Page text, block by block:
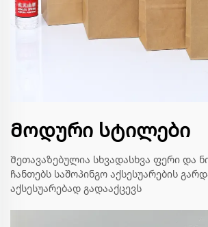
Მოდური სტილები
Შეთავაზებულია სხვადასხვა ფერი და
ჩანთებს საშოპინგო აქსესუარების
აქსესუარებად გადააქცევს